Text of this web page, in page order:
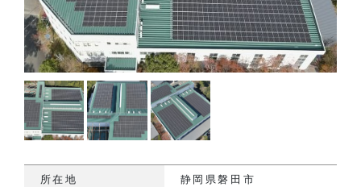
所在地 静岡県磐田市